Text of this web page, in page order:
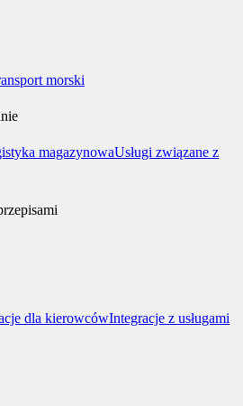
morski
magazynowaUsługi związane z
dla kierowcówIntegracje z usługami